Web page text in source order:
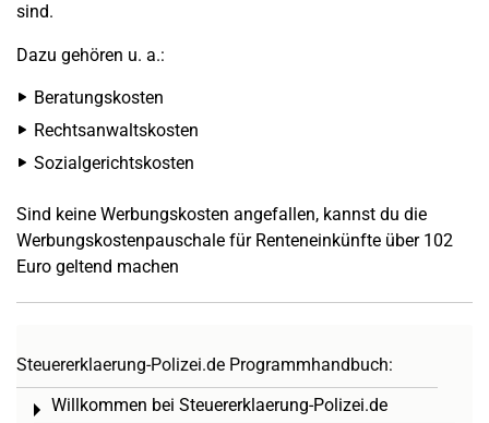
sind.
Dazu gehören u. a.:
Beratungskosten
Rechtsanwaltskosten
Sozialgerichtskosten
Sind keine Werbungskosten angefallen, kannst du die
Werbungskostenpauschale für Renteneinkünfte über 102
Euro geltend machen
Steuererklaerung-Polizei.de Programmhandbuch:
Willkommen bei Steuererklaerung-Polizei.de
Toggle menu